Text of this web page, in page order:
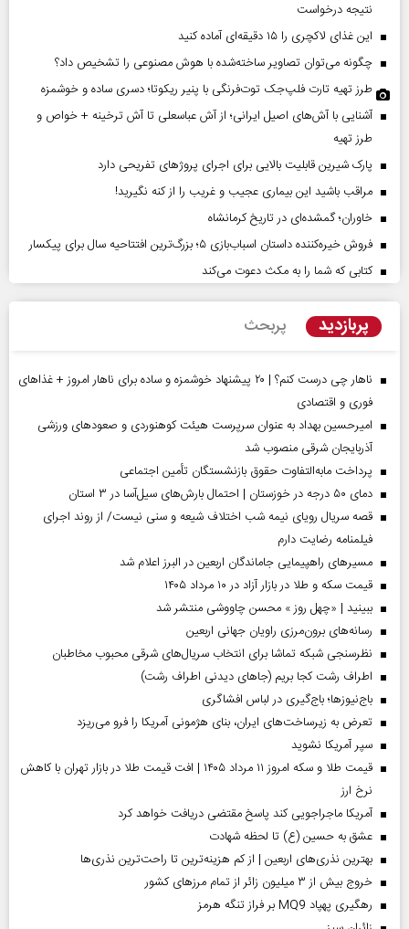
نتیجه درخواست
این غذای لاکچری را ۱۵ دقیقه‌ای آماده کنید
چگونه می‌توان تصاویر ساخته‌شده با هوش مصنوعی را تشخیص داد؟
طرز تهیه تارت فلپ‌جک توت‌فرنگی با پنیر ریکوتا؛ دسری ساده و خوشمزه
آشنایی با آش‌های اصیل ایرانی؛ از آش عباسعلی تا آش ترخینه + خواص و
طرز تهیه
پارک شیرین قابلیت‌ بالایی برای اجرای پروژهای تفریحی دارد
مراقب باشید این بیماری عجیب و غریب را از کنه نگیرید!
خاوران؛ گمشده‌ای در تاریخ کرمانشاه
فروش خیره‌کننده داستان اسباب‌بازی ۵؛ بزرگ‌ترین افتتاحیه سال برای پیکسار
کتابی که شما را به مکث دعوت می‌کند
پربازدید پربحث
ناهار چی درست کنم؟ | ۲۰ پیشنهاد خوشمزه و ساده برای ناهار امروز + غذاهای
فوری و اقتصادی
امیرحسین بهداد به عنوان سرپرست هیئت کوهنوردی و صعودهای ورزشی
آذربایجان شرقی منصوب شد
پرداخت مابه‌التفاوت حقوق بازنشستگان تأمین اجتماعی
دمای ۵۰ درجه در خوزستان | احتمال بارش‌های سیل‌آسا در ۳ استان
قصه سریال رویای نیمه شب اختلاف شیعه و سنی نیست/ از روند اجرای
فیلمنامه رضایت دارم
مسیر‌های راهپیمایی جاماندگان اربعین در البرز اعلام شد
قیمت سکه و طلا در بازار آزاد در ۱۰ مرداد ۱۴۰۵
ببینید | «چهل روز » محسن چاووشی منتشر شد
رسانه‌های برون‌مرزی راویان جهانی اربعین
نظرسنجی شبکه تماشا برای انتخاب سریال‌های شرقی محبوب مخاطبان
اطراف رشت کجا بریم (جاهای دیدنی اطراف رشت)
باج‌نیوزها؛ باج‌گیری در لباس افشاگری
تعرض به زیرساخت‌های ایران، بنای هژمونی آمریکا را فرو می‌ریزد
سپر آمریکا نشوید
قیمت طلا و سکه امروز ۱۱ مرداد ۱۴۰۵ | افت قیمت طلا در بازار تهران با کاهش
نرخ ارز
آمریکا ماجراجویی کند پاسخ مقتضی دریافت خواهد کرد
عشق به حسین (ع) تا لحظه شهادت
بهترین نذری‌های اربعین | از کم هزینه‌ترین تا راحت‌ترین نذری‌ها
خروج بیش از ۳ میلیون زائر از تمام مرز‌های کشور
رهگیری پهپاد MQ9 بر فراز تنگه هرمز